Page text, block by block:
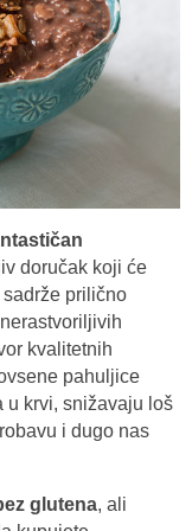
doručak koji će
prilično
kvalitetnih
pahuljice
u krvi, snižavaju loš
i dugo nas
glutena, ali